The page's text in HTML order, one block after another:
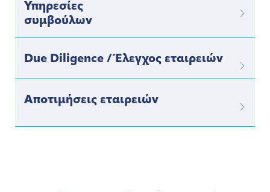
Υπηρεσίες
συμβούλων
Due Diligence / Έλεγχος εταιρειών
Αποτιμήσεις εταιρειών